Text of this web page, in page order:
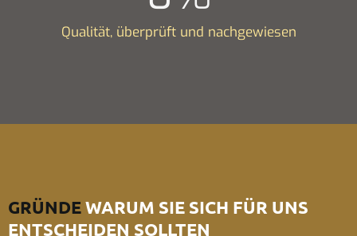
Qualität, überprüft und nachgewiesen
GRÜNDEWARUM SIE SICH FÜR UNS
ENTSCHEIDEN SOLLTEN